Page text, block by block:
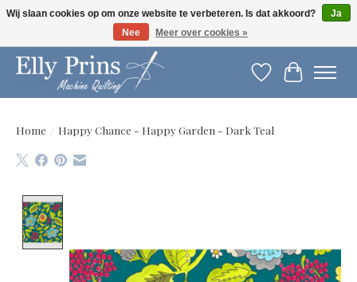
Let op: gewijzigde openingstijden!
Verlanglijst
Home / Happy Chance - Happy Garden - Dark Teal
Wij slaan cookies op om onze website te verbeteren. Is dat akkoord?
Ja
Nee
Meer over cookies »